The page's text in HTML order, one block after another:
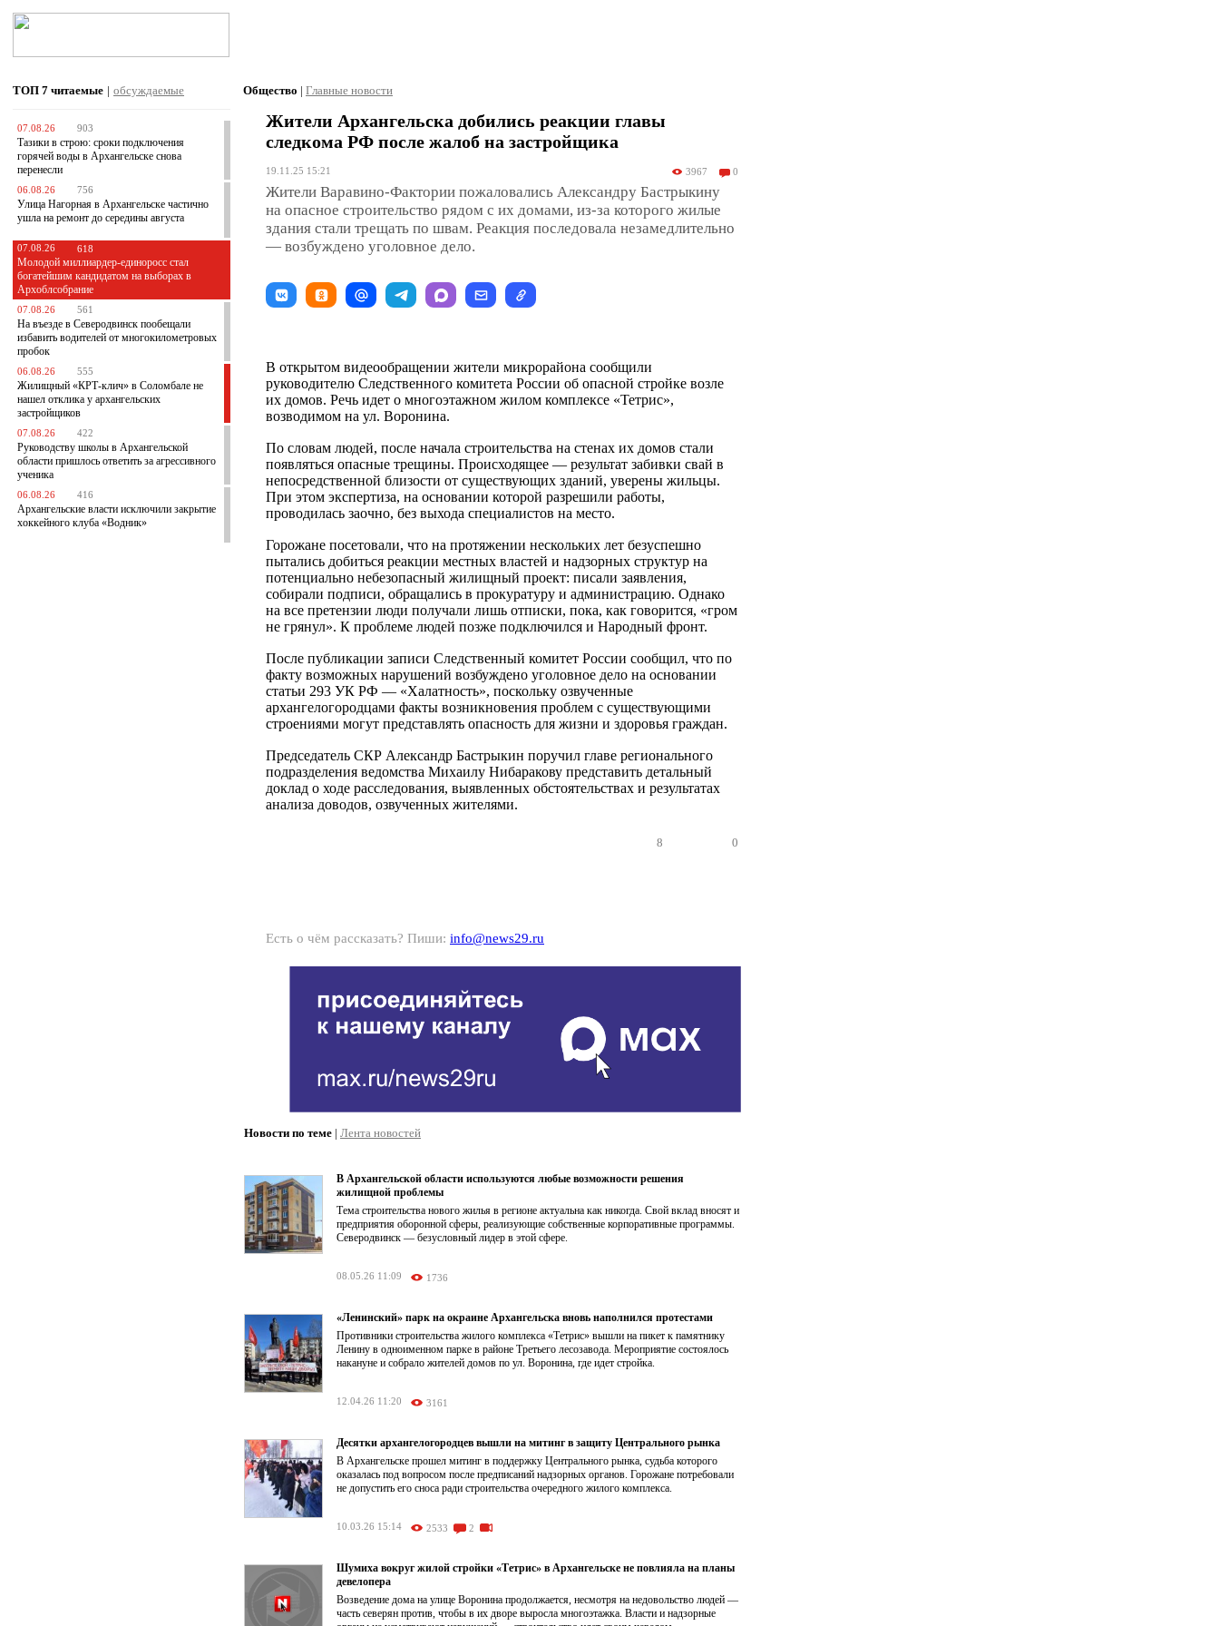
ТОП 7 читаемые | обсуждаемые
07.08.26 903
Тазики в строю: сроки подключения
горячей воды в Архангельске снова
перенесли
06.08.26 756
Улица Нагорная в Архангельске частично
ушла на ремонт до середины августа
07.08.26 618
Молодой миллиардер-единоросс стал
богатейшим кандидатом на выборах в
Архоблсобрание
07.08.26 561
На въезде в Северодвинск пообещали
избавить водителей от многокилометровых
пробок
06.08.26 555
Жилищный «КРТ-клич» в Соломбале не
нашел отклика у архангельских
застройщиков
07.08.26 422
Руководству школы в Архангельской
области пришлось ответить за агрессивного
ученика
06.08.26 416
Архангельские власти исключили закрытие
хоккейного клуба «Водник»
Общество | Главные новости
Жители Архангельска добились реакции главы
следкома РФ после жалоб на застройщика
19.11.25 15:21 3967 0
Жители Варавино-Фактории пожаловались Александру Бастрыкину
на опасное строительство рядом с их домами, из-за которого жилые
здания стали трещать по швам. Реакция последовала незамедлительно
— возбуждено уголовное дело.
В открытом видеообращении жители микрорайона сообщили
руководителю Следственного комитета России об опасной стройке возле
их домов. Речь идет о многоэтажном жилом комплексе «Тетрис»,
возводимом на ул. Воронина.
По словам людей, после начала строительства на стенах их домов стали
появляться опасные трещины. Происходящее — результат забивки свай в
непосредственной близости от существующих зданий, уверены жильцы.
При этом экспертиза, на основании которой разрешили работы,
проводилась заочно, без выхода специалистов на место.
Горожане посетовали, что на протяжении нескольких лет безуспешно
пытались добиться реакции местных властей и надзорных структур на
потенциально небезопасный жилищный проект: писали заявления,
собирали подписи, обращались в прокуратуру и администрацию. Однако
на все претензии люди получали лишь отписки, пока, как говорится, «гром
не грянул». К проблеме людей позже подключился и Народный фронт.
После публикации записи Следственный комитет России сообщил, что по
факту возможных нарушений возбуждено уголовное дело на основании
статьи 293 УК РФ — «Халатность», поскольку озвученные
архангелогородцами факты возникновения проблем с существующими
строениями могут представлять опасность для жизни и здоровья граждан.
Председатель СКР Александр Бастрыкин поручил главе регионального
подразделения ведомства Михаилу Нибаракову представить детальный
доклад о ходе расследования, выявленных обстоятельствах и результатах
анализа доводов, озвученных жителями.
8 0
Есть о чём рассказать? Пиши: info@news29.ru
Новости по теме | Лента новостей
В Архангельской области используются любые возможности решения
жилищной проблемы
Тема строительства нового жилья в регионе актуальна как никогда. Свой вклад вносят и
предприятия оборонной сферы, реализующие собственные корпоративные программы.
Северодвинск — безусловный лидер в этой сфере.
08.05.26 11:09 1736
«Ленинский» парк на окраине Архангельска вновь наполнился протестами
Противники строительства жилого комплекса «Тетрис» вышли на пикет к памятнику
Ленину в одноименном парке в районе Третьего лесозавода. Мероприятие состоялось
накануне и собрало жителей домов по ул. Воронина, где идет стройка.
12.04.26 11:20 3161
Десятки архангелогородцев вышли на митинг в защиту Центрального рынка
В Архангельске прошел митинг в поддержку Центрального рынка, судьба которого
оказалась под вопросом после предписаний надзорных органов. Горожане потребовали
не допустить его сноса ради строительства очередного жилого комплекса.
10.03.26 15:14 2533 2
Шумиха вокруг жилой стройки «Тетрис» в Архангельске не повлияла на планы
девелопера
Возведение дома на улице Воронина продолжается, несмотря на недовольство людей —
часть северян против, чтобы в их дворе выросла многоэтажка. Власти и надзорные